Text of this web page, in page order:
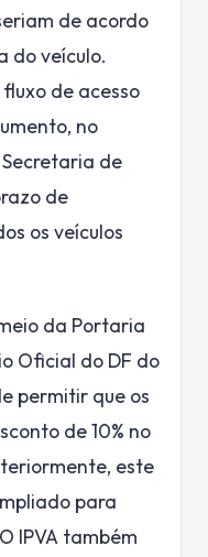
de acordo
do veículo.
de acesso
no
de
de
os veículos
da Portaria
Oficial do DF do
permitir que os
de 10% no
este
para
IPVA também